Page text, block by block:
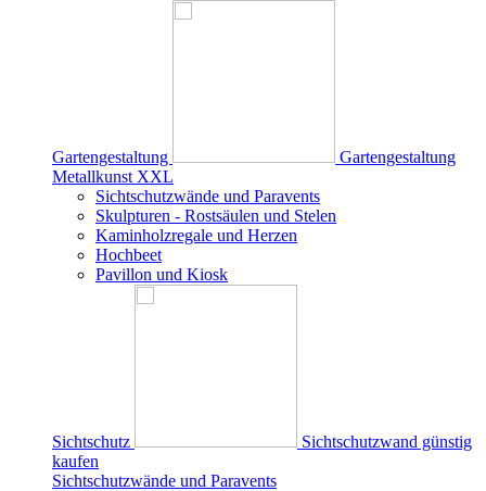
Gartengestaltung
Gartengestaltung
Metallkunst XXL
Sichtschutzwände und Paravents
Skulpturen - Rostsäulen und Stelen
Kaminholzregale und Herzen
Hochbeet
Pavillon und Kiosk
Sichtschutz
Sichtschutzwand günstig
kaufen
Sichtschutzwände und Paravents